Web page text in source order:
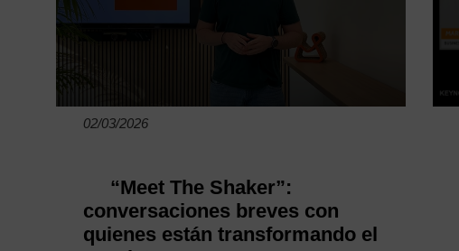
02/03/2026
“Meet The Shaker”:
conversaciones breves con
quienes están transformando el